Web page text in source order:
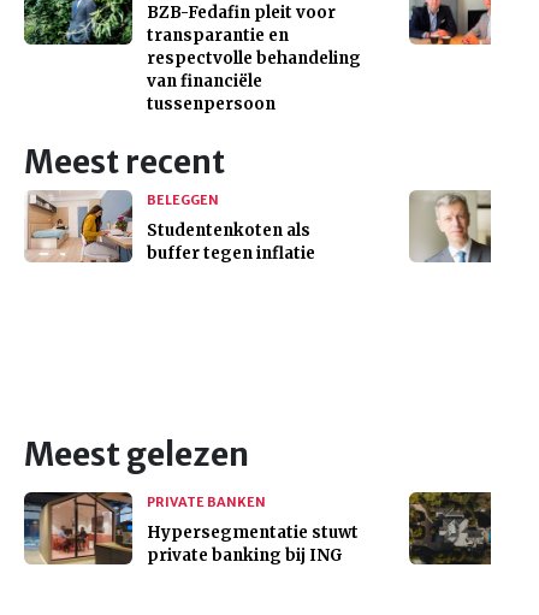
BZB-Fedafin pleit voor
transparantie en
respectvolle behandeling
van financiële
tussenpersoon
Meest recent
BELEGGEN
Studentenkoten als
buffer tegen inflatie
Meest gelezen
PRIVATE BANKEN
Hypersegmentatie stuwt
private banking bij ING